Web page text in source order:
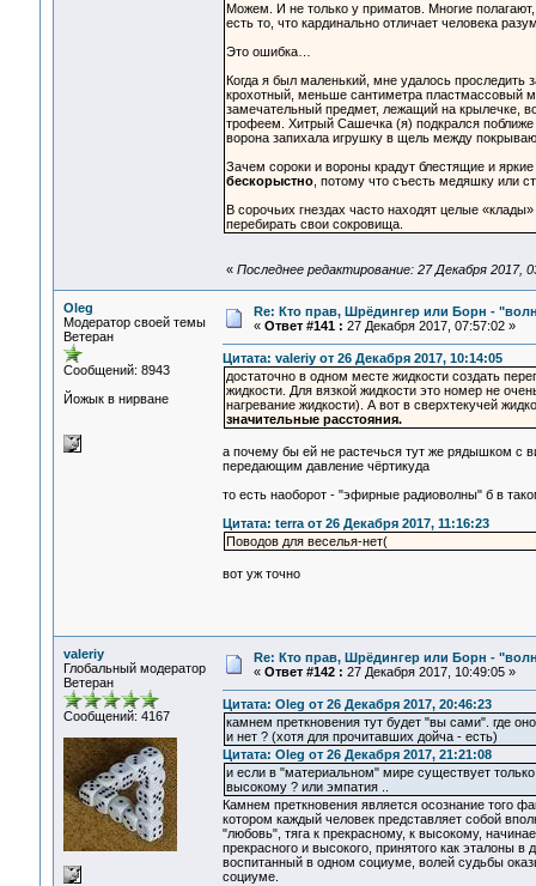
Можем. И не только у приматов. Многие
есть то, что кардинально отличает человека
Это ошибка…
Когда я был маленький, мне удалось
крохотный, меньше сантиметра пластмассовый
замечательный предмет, лежащий на крылечке,
трофеем. Хитрый Сашечка (я) подкрался
ворона запихала игрушку в щель между
Зачем сороки и вороны крадут блестящие и
бескорыстно, потому что съесть медяшку или
В сорочьих гнездах часто находят целые
перебирать свои сокровища.
« Последнее редактирование: 27 Декабря 2017,
Oleg
Модератор своей темы
Ветеран
Сообщений: 8943
Йожык в нирване
Re: Кто прав, Шрёдингер или Борн -
« Ответ #141 : 27 Декабря 2017, 07:57:02 »
Цитата: valeriy от 26 Декабря 2017, 10:14:05
достаточно в одном месте жидкости создать
жидкости. Для вязкой жидкости это номер не
нагревание жидкости). А вот в сверхтекучей
значительные расстояния.
а почему бы ей не растечься тут же рядышком с
передающим давление чёртикуда
то есть наоборот - "эфирные радиоволны" б в
Цитата: terra от 26 Декабря 2017, 11:16:23
Поводов для веселья-нет(
вот уж точно
valeriy
Глобальный модератор
Ветеран
Сообщений: 4167
Re: Кто прав, Шрёдингер или Борн -
« Ответ #142 : 27 Декабря 2017, 10:49:05 »
Цитата: Oleg от 26 Декабря 2017, 20:46:23
камнем преткновения тут будет "вы сами". где
и нет ? (хотя для прочитавших дойча - есть)
Цитата: Oleg от 26 Декабря 2017, 21:21:08
и если в "материальном" мире существует
высокому ? или эмпатия ..
Камнем преткновения является осознание того
котором каждый человек представляет собой
"любовь", тяга к прекрасному, к высокому,
прекрасного и высокого, принятого как эталоны
воспитанный в одном социуме, волей судьбы
социуме.